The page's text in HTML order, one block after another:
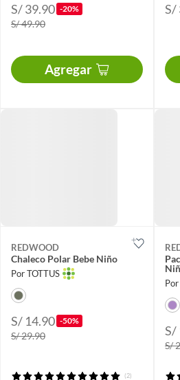
S/ 39.90 -20%
S/ 49.90
Agregar
S/
REDWOOD
Chaleco Polar Bebe Niño
Por TOTTUS
S/ 14.90 -50%
S/ 29.90
(2)
S/
S/